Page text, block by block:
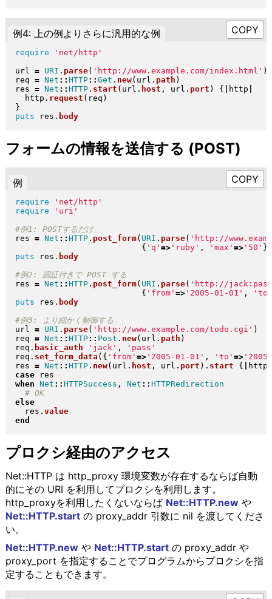
例4: 上の例よりさらに汎用的な例
require
'net/http'
url = URI . parse( 'http://www.example.com/index.html' )
req = Net :: HTTP:: Get . new( url . path )
res = Net :: HTTP. start ( url . host , url . port ) { http
  http
. request ( req )
}
puts res . body
フォームの情報を送信する (POST)
例
require
'net/http'
require
'uri'
#例1: POSTするだけ
res = Net :: HTTP. post_form( URI . parse( 'http://
{ 'q' =>'ruby' , 'max' =>'50' }
puts res . body
res = Net :: HTTP. post_form( URI . parse( 'http://
{ 'from' =>'2005-01-01' ,
'to'
puts res . body
url = URI . parse( 'http://www.example.com/todo.cgi' )
req = Net :: HTTP:: Post . new( url . path )
req . basic_auth 'jack' ,
'pass'
req . set_form_data ( { 'from' =>'2005-01-01' , 'to' =>
res = Net :: HTTP. new( url . host , url . port ) . start { http
case
when Net :: HTTPSuccess , Net :: HTTPRedirection
# OK
else
  res
. value
end
プロクシ経由のアクセス
Net::HTTP は http_proxy 環境変数が存在するならば自動
的にその URI を利用してプロクシを利用します。
http_proxyを利用したくないならば Net::HTTP.newや
Net::HTTP.startの proxy_addr 引数に nil を渡してくださ
い。
Net::HTTP.newや Net::HTTP.startの proxy_addr や
proxy_port を指定することでプログラムからプロクシを指
定することもできます。